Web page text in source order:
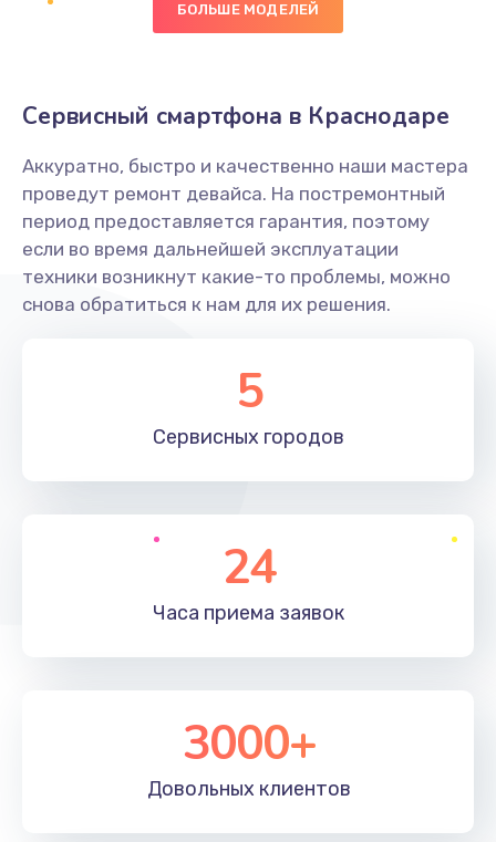
890 руб.
Замена голосового динамика
Заказать
Замена основной камеры
490 руб.
Заказать
1190 руб.
Заказать
Заказать
Замена клавиатуры
1190 руб.
Замена корпуса
890 руб.
БОЛЬШЕ МОДЕЛЕЙ
Сервисный смартфона в Краснодаре
Аккуратно, быстро и качественно наши мастера
проведут ремонт девайса. На постремонтный
период предоставляется гарантия, поэтому
если во время дальнейшей эксплуатации
техники возникнут какие-то проблемы, можно
снова обратиться к нам для их решения.
5
Сервисных городов
24
Часа приема заявок
3000+
Довольных клиентов